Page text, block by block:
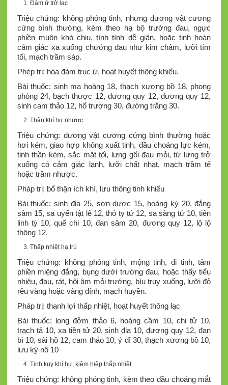
Đàm ứ trở lạc
Triệu chứng: không phóng tinh, nhưng dương vật cương
cứng bình thường, kèm theo hạ bộ trướng đau, ngực
phiền muộn khó chịu, tính tình dễ giận, hoặc tinh hoàn
cảm giác xa xuống chướng đau như kim châm, lưỡi tím
tối, mạch trầm sáp.
Phép trị: hóa đàm trục ứ, hoạt huyết thông khiếu.
Bài thuốc: sinh ma hoàng 18, thạch xương bồ 18, phong
phòng 24, bạch thược 12, đương quy 12, đương quy 12,
sinh cam thảo 12, hổ trượng 30, đường trắng 30.
Thận khí hư nhược
Triệu chứng: dương vật cương cứng bình thường hoặc
hơi kém, giao hợp không xuất tinh, đầu choáng lực kém,
tinh thần kém, sắc mặt tối, lưng gối đau mỏi, từ lưng trở
xuống có cảm giác lạnh, lưỡi chất nhạt, mạch trầm tế
hoặc trầm nhược.
Pháp trị: bổ thận ích khí, lưu thông tinh khiếu
Bài thuốc: sinh địa 25, sơn dược 15, hoàng kỳ 20, đẳng
sâm 15, sa uyển tật lê 12, thỏ ty tử 12, sa sàng tử 10, tiên
linh tỳ 10, quế chi 10, đan sâm 20, đương quy 12, lộ lộ
thông 12.
Thấp nhiệt hạ trú
Triệu chứng: không phóng tinh, mộng tinh, di tinh, tâm
phiền miệng đắng, bụng dưới trướng đau, hoặc thấy tiểu
nhiêu, đau, rát, hội âm mỏi trướng, bìu trụy xuống, lưỡi đỏ
rêu vàng hoặc vàng dính, mạch huyền.
Pháp trị: thanh lợi thấp nhiệt, hoạt huyết thông lạc
Bài thuốc: long đởm thảo 6, hoàng cầm 10, chi tử 10,
trạch tả 10, xa tiền tử 20, sinh địa 10, đương quy 12, đan
bì 10, sài hồ 12, cam thảo 10, ý dĩ 30, thạch xương bồ 10,
lưu ký nô 10
Tinh kuy khí hư, kiêm hiệp thấp nhiệt
Triệu chứng: không phóng tinh, kèm theo đầu choáng mắt